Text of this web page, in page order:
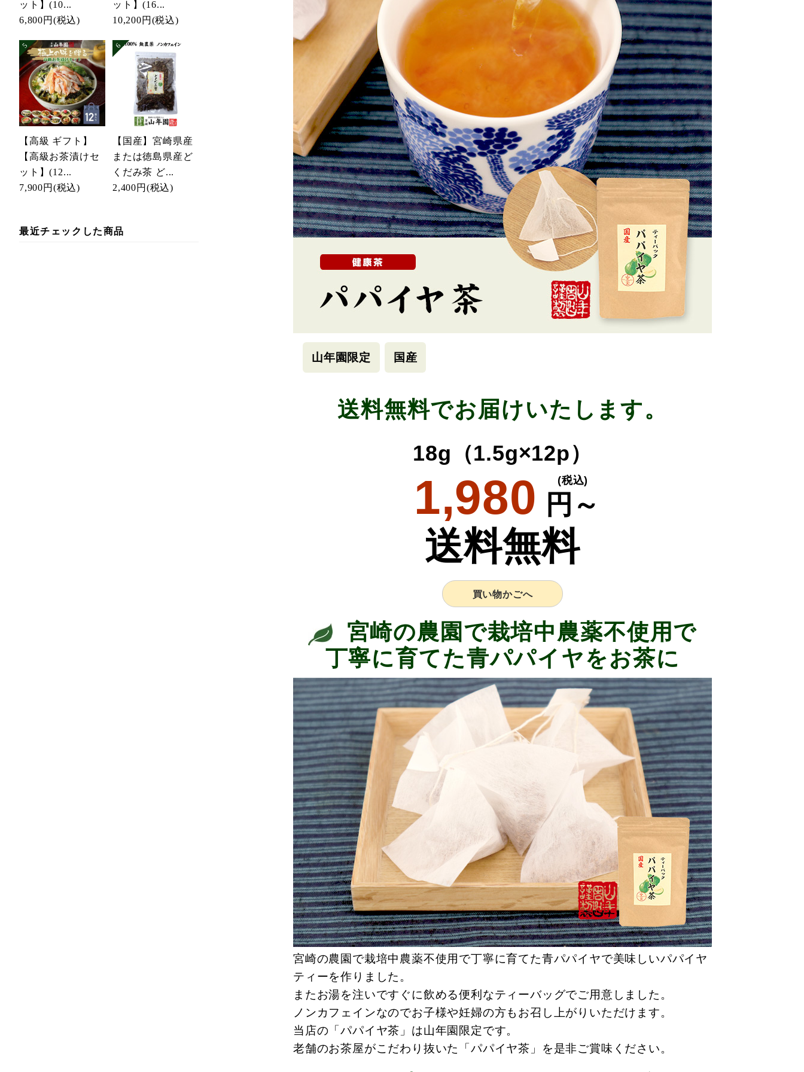
ット】(10...
6,800円 (税込)
ット】(16...
10,200円 (税込)
【高級 ギフト】
【高級お茶漬けセ
ット】(12...
7,900円 (税込)
【国産】宮崎県産
または徳島県産ど
くだみ茶 ど...
2,400円 (税込)
最近チェックした商品
山年園限定 国産
送料無料でお届けいたします。
18g（1.5g×12p）
1,980 円～
(税込)
送料無料
買い物かごへ
宮崎の農園で栽培中農薬不使用で
丁寧に育てた青パパイヤをお茶に
宮崎の農園で栽培中農薬不使用で丁寧に育てた青パパイヤで美味しいパパイヤ
ティーを作りました。
またお湯を注いですぐに飲める便利なティーバッグでご用意しました。
ノンカフェインなのでお子様や妊婦の方もお召し上がりいただけます。
当店の「パパイヤ茶」は山年園限定です。
老舗のお茶屋がこだわり抜いた「パパイヤ茶」を是非ご賞味ください。